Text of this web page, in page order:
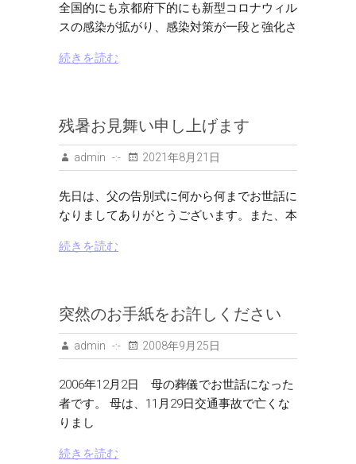
全国的にも京都府下的にも新型コロナウィル
スの感染が拡がり、感染対策が一段と強化さ
続きを読む
残暑お見舞い申し上げます
admin 2021年8月21日
先日は、父の告別式に何から何までお世話に
なりましてありがとうございます。また、本
続きを読む
突然のお手紙をお許しください
admin 2008年9月25日
2006年12月2日 母の葬儀でお世話になった
者です。 母は、11月29日交通事故で亡くな
りまし
続きを読む